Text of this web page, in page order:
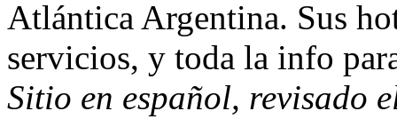
Atlántica Argentina. Sus
servicios, y toda la info
Sitio en español, revisado